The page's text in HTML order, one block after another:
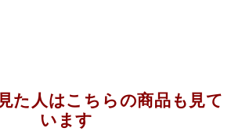
た人はこちらの商品も見て
います